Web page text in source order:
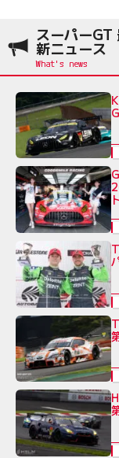
スーパーGT
新ニュース